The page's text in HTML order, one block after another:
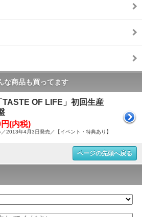
な商品も買ってます
TASTE OF LIFE」初回生産
(内税)
／2013年4月3日発売／【イベント・特典あり】
ページの先頭へ戻る